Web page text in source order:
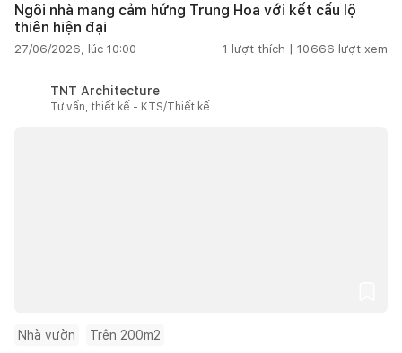
Ngôi nhà mang cảm hứng Trung Hoa với kết cấu lộ
thiên hiện đại
27/06/2026, lúc 10:00 1 lượt thích | 10.666 lượt xem
TNT Architecture
Tư vấn, thiết kế - KTS/Thiết kế
Nhà vườn Trên 200m2